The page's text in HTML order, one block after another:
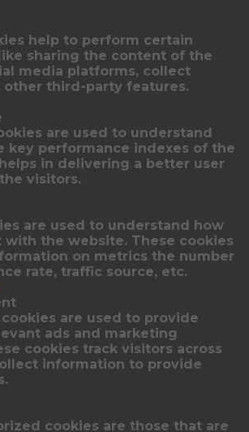
help to perform certain
sharing the content of the
media platforms, collect
other third-party features.
are used to understand
key performance indexes of the
in delivering a better user
visitors.
are used to understand how
the website. These cookies
on metrics the number
rate, traffic source, etc.
are used to provide
ads and marketing
cookies track visitors across
information to provide
cookies are those that are